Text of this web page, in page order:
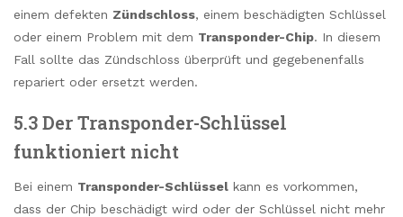
einem defekten Zündschloss, einem beschädigten Schlüssel
oder einem Problem mit dem Transponder-Chip. In diesem
Fall sollte das Zündschloss überprüft und gegebenenfalls
repariert oder ersetzt werden.
5.3 Der Transponder-Schlüssel
funktioniert nicht
Bei einem Transponder-Schlüssel kann es vorkommen,
dass der Chip beschädigt wird oder der Schlüssel nicht mehr